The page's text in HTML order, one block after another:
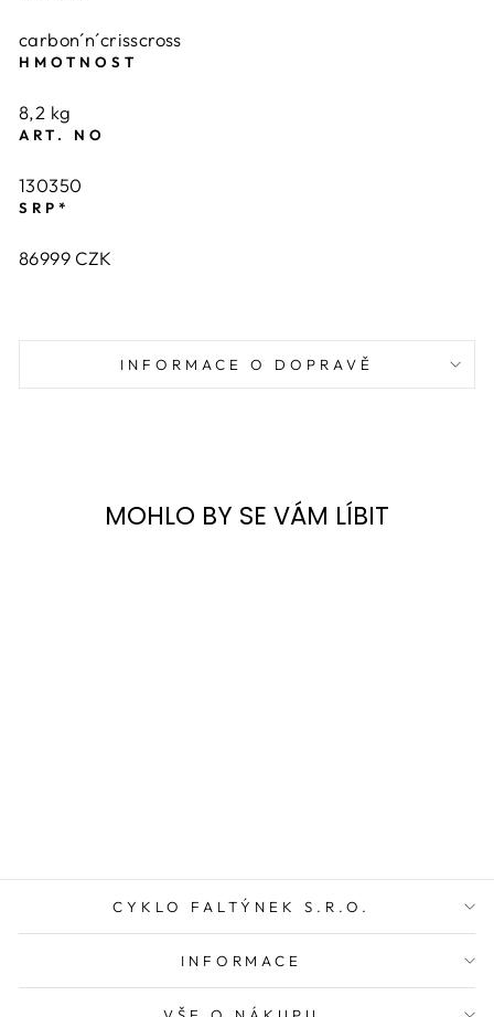
carbon´n´crisscross
HMOTNOST
8,2 kg
ART. NO
130350
SRP*
86999 CZK
INFORMACE O DOPRAVĚ
MOHLO BY SE VÁM LÍBIT
CYKLO FALTÝNEK S.R.O.
INFORMACE